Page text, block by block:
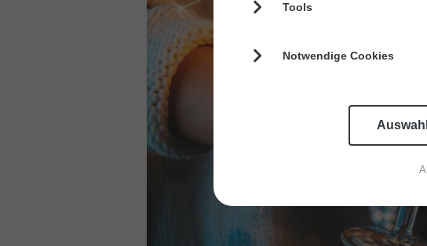
Tools
Notwendige Cookies